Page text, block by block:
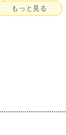
もっと見る